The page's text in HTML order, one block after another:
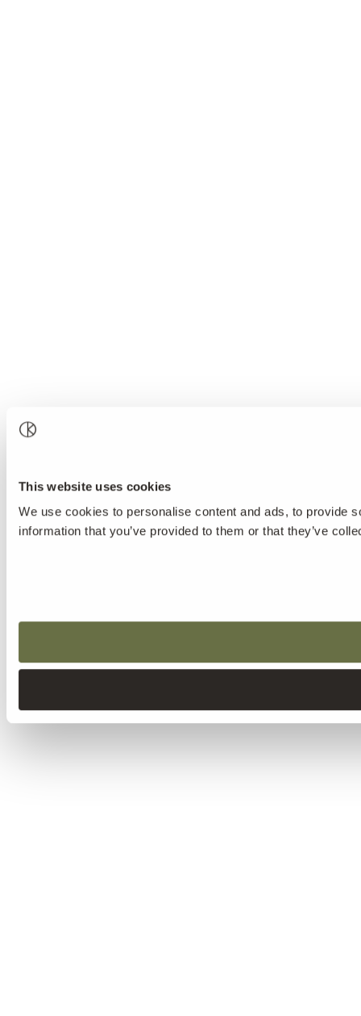
This website uses cookies
We use cookies to personalise content and ads, to provide
information that you’ve provided to them or that they’ve